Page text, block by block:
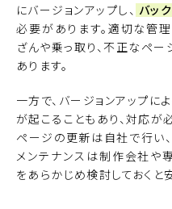
にバージョンアップし、 バッ
必要があります。適切な管
ざんや乗っ取り、不正なペ
あります。
一方で、バージョンアップに
が起こることもあり、対応が
ページの更新は自社で行い
メンテナンスは制作会社や
をあらかじめ検討しておくと